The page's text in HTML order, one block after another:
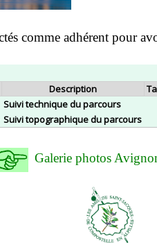
comme adhérent pour
Description
Suivi technique du parcours
Suivi topographique du parcours
Galerie photos